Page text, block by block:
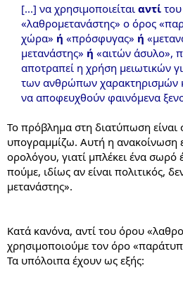
[...] να χρησιμοποιείται αντί
«λαθρομετανάστης» ο όρος
χώρα» ή «πρόσφυγας» ή
μετανάστης» ή «αιτών άσυλο»,
αποτραπεί η χρήση μειωτικών
των ανθρώπων χαρακτηρισμών
να αποφευχθούν φαινόμενα
Το πρόβλημα στη διατύπωση είναι
υπογραμμίζω. Αυτή η ανακοίνωση
ορολόγου, γιατί μπλέκει ένα
πούμε, ιδίως αν είναι πολιτικός,
μετανάστης».
Κατά κανόνα, αντί του όρου
χρησιμοποιούμε τον όρο
Τα υπόλοιπα έχουν ως εξής: